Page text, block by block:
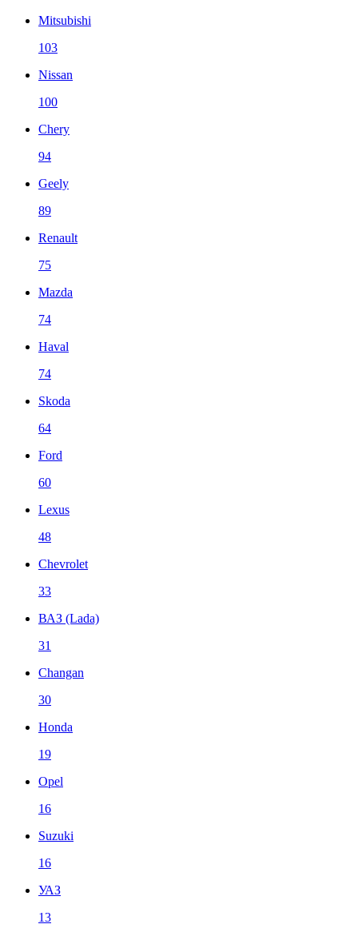
Mitsubishi
103
Nissan
100
Chery
94
Geely
89
Renault
75
Mazda
74
Haval
74
Skoda
64
Ford
60
Lexus
48
Chevrolet
33
ВАЗ (Lada)
31
Changan
30
Honda
19
Opel
16
Suzuki
16
УАЗ
13